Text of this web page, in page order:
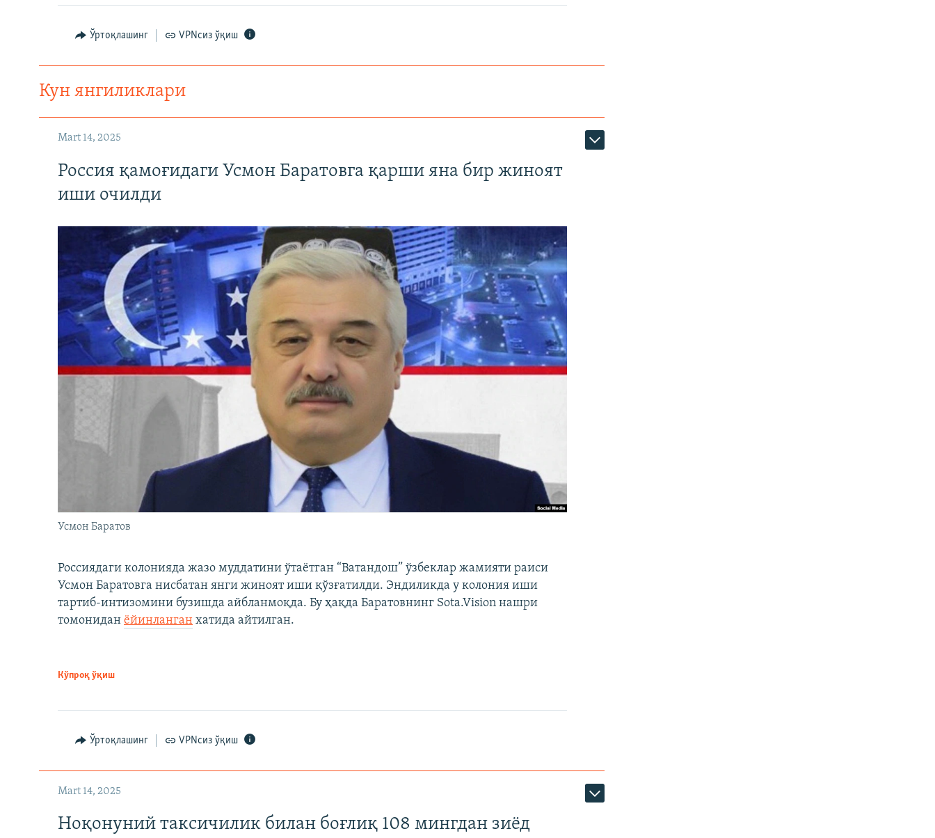
Ўртоқлашинг VPNсиз ўқиш
Кун янгиликлари
Mart 14, 2025
Россия қамоғидаги Усмон Баратовга қарши яна бир жиноят
иши очилди
Усмон Баратов
Россиядаги колонияда жазо муддатини ўтаётган “Ватандош” ўзбеклар жамияти раиси
Усмон Баратовга нисбатан янги жиноят иши қўзғатилди. Эндиликда у колония иши
тартиб-интизомини бузишда айбланмоқда. Бу ҳақда Баратовнинг Sota.Vision нашри
томонидан ёйинланган хатида айтилган.
Кўпроқ ўқиш
Ўртоқлашинг VPNсиз ўқиш
Mart 14, 2025
Ноқонуний таксичилик билан боғлиқ 108 мингдан зиёд